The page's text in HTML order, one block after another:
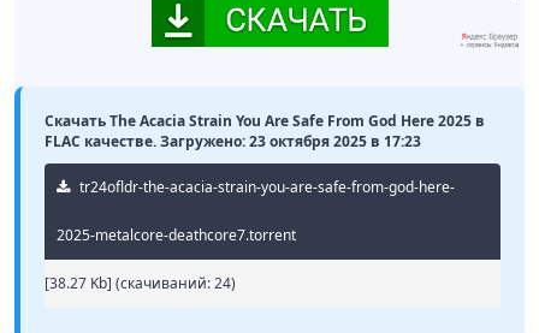
Скачать The Acacia Strain You Are Safe From God Here 2025 в
FLAC качестве. Загружено: 23 октября 2025 в 17:23
tr24ofldr-the-acacia-strain-you-are-safe-from-god-here-
2025-metalcore-deathcore7.torrent
[38.27 Kb] (cкачиваний: 24)